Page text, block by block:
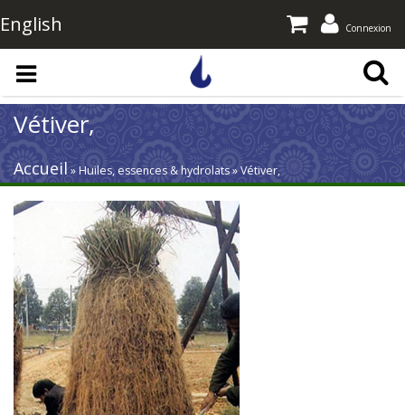
Aller au contenu principal
English Connexion
Vétiver,
Accueil » Huiles, essences & hydrolats » Vétiver,